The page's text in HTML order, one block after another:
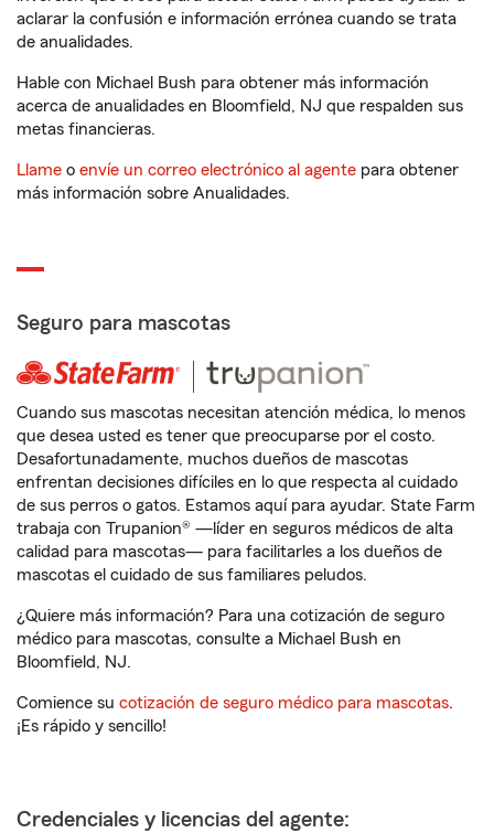
aclarar la confusión e información errónea cuando se trata
de anualidades.
Hable con Michael Bush para obtener más información
acerca de anualidades en Bloomfield, NJ que respalden sus
metas financieras.
Llame o envíe un correo electrónico al agente para obtener
más información sobre Anualidades.
Seguro para mascotas
Cuando sus mascotas necesitan atención médica, lo menos
que desea usted es tener que preocuparse por el costo.
Desafortunadamente, muchos dueños de mascotas
enfrentan decisiones difíciles en lo que respecta al cuidado
de sus perros o gatos. Estamos aquí para ayudar. State Farm
trabaja con Trupanion® —líder en seguros médicos de alta
calidad para mascotas— para facilitarles a los dueños de
mascotas el cuidado de sus familiares peludos.
¿Quiere más información? Para una cotización de seguro
médico para mascotas, consulte a Michael Bush en
Bloomfield, NJ.
Comience su cotización de seguro médico para mascotas.
¡Es rápido y sencillo!
Credenciales y licencias del agente: